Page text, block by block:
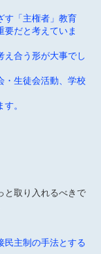
「主権者」教育
要だと考えていま
合う形が大事でし
生徒会活動、学校
。
取り入れるべきで
主制の手法とする